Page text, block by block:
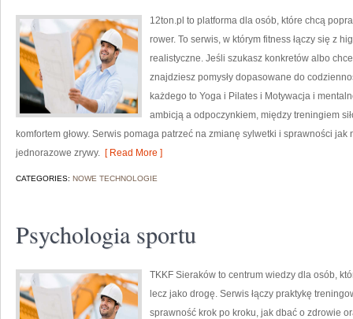
12ton.pl to platforma dla osób, które chcą
rower. To serwis, w którym fitness łączy się z
realistyczne. Jeśli szukasz konkretów albo
znajdziesz pomysły dopasowane do
każdego to Yoga i Pilates i Motywacja i
ambicją a odpoczynkiem, między treningiem
komfortem głowy. Serwis pomaga patrzeć na zmianę sylwetki i sprawności
jednorazowe zrywy. [ Read More ]
CATEGORIES: NOWE TECHNOLOGIE
Psychologia sportu
TKKF Sieraków to centrum wiedzy dla osób,
lecz jako drogę. Serwis łączy praktykę
sprawność krok po kroku, jak dbać o zdrowie